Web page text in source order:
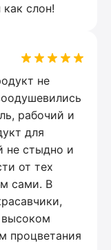
слон!
не
рабочий и
для
не стыдно и
от тех
сами. В
процветания